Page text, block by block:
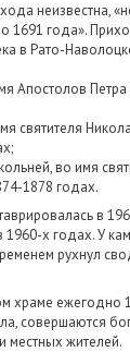
неизвестна,
1691 года».
в Рато-
Апостолов
святителя
во имя
1878 годах.
в
х годах. У
рухнул
храме ежегодно
совершаются
местных жителей.